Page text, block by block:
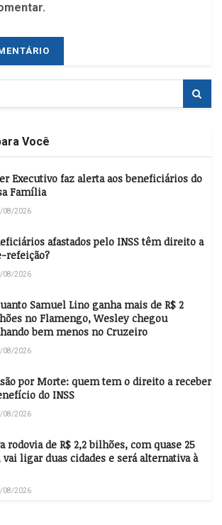
Você
Executivo faz alerta aos beneficiários do
Família
08/2026
afastados pelo INSS têm direito a
refeição?
08/2026
Samuel Lino ganha mais de R$ 2
no Flamengo, Wesley chegou
bem menos no Cruzeiro
08/2026
por Morte: quem tem o direito a receber
do INSS
08/2026
rodovia de R$ 2,2 bilhões, com quase 25
ligar duas cidades e será alternativa à
08/2026